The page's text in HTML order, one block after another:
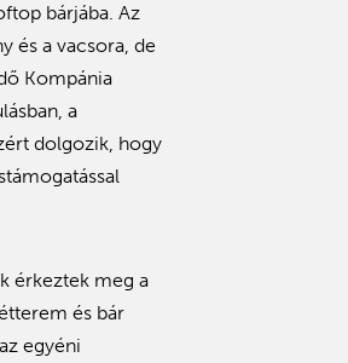
bárjába. Az
és a vacsora, de
Kompánia
a
dolgozik, hogy
érkeztek meg a
és bár
egyéni